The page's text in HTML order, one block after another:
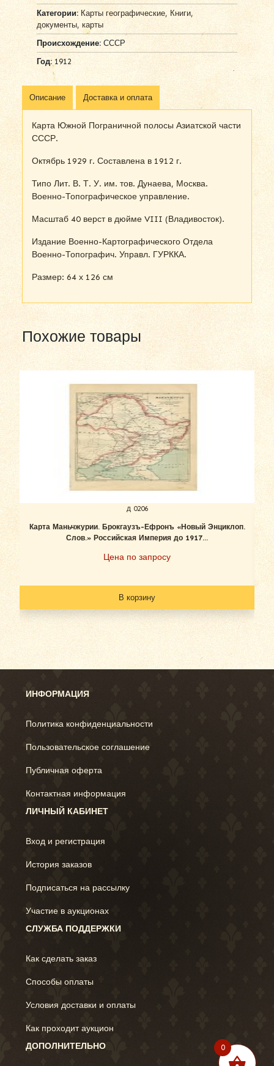
Категории: Карты географические, Книги,
документы, карты
Происхождение:СССР
Год:1912
Описание Доставка и оплата
Карта Южной Пограничной полосы Азиатской части
СССР.
Октябрь 1929 г. Составлена в 1912 г.
Типо Лит. В. Т. У. им. тов. Дунаева, Москва.
Военно-Топографическое управление.
Масштаб 40 верст в дюйме VIII (Владивосток).
Издание Военно-Картографического Отдела
Военно-Топографич. Управл. ГУРККА.
Размер: 64 х 126 см
Похожие товары
д 0206
Карта Маньчжурии. Брокгаузъ-Ефронъ «Новый Энциклоп.
Слов.» Российская Империя до 1917...
Цена по запросу
В корзину
ИНФОРМАЦИЯ
Политика конфиденциальности
Пользовательское соглашение
Публичная оферта
Контактная информация
ЛИЧНЫЙ КАБИНЕТ
Вход и регистрация
История заказов
Подписаться на рассылку
Участие в аукционах
СЛУЖБА ПОДДЕРЖКИ
Как сделать заказ
Способы оплаты
Условия доставки и оплаты
Как проходит аукцион
ДОПОЛНИТЕЛЬНО
0